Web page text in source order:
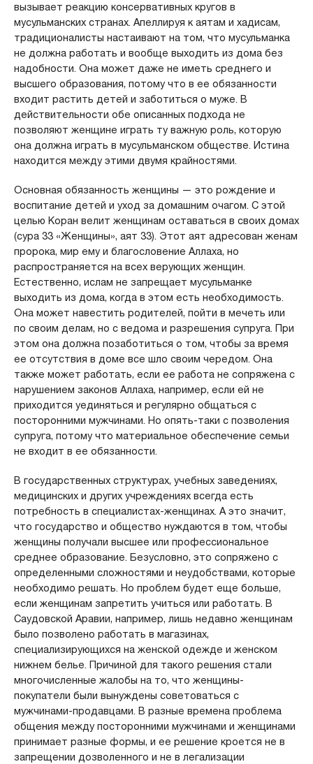
вызывает реакцию консервативных кругов в
мусульманских странах. Апеллируя к аятам и хадисам,
традиционалисты настаивают на том, что мусульманка
не должна работать и вообще выходить из дома без
надобности. Она может даже не иметь среднего и
высшего образования, потому что в ее обязанности
входит растить детей и заботиться о муже. В
действительности обе описанных подхода не
позволяют женщине играть ту важную роль, которую
она должна играть в мусульманском обществе. Истина
находится между этими двумя крайностями.
Основная обязанность женщины — это рождение и
воспитание детей и уход за домашним очагом. С этой
целью Коран велит женщинам оставаться в своих домах
(сура 33 «Женщины», аят 33). Этот аят адресован женам
пророка, мир ему и благословение Аллаха, но
распространяется на всех верующих женщин.
Естественно, ислам не запрещает мусульманке
выходить из дома, когда в этом есть необходимость.
Она может навестить родителей, пойти в мечеть или
по своим делам, но с ведома и разрешения супруга. При
этом она должна позаботиться о том, чтобы за время
ее отсутствия в доме все шло своим чередом. Она
также может работать, если ее работа не сопряжена с
нарушением законов Аллаха, например, если ей не
приходится уединяться и регулярно общаться с
посторонними мужчинами. Но опять-таки с позволения
супруга, потому что материальное обеспечение семьи
не входит в ее обязанности.
В государственных структурах, учебных заведениях,
медицинских и других учреждениях всегда есть
потребность в специалистах-женщинах. А это значит,
что государство и общество нуждаются в том, чтобы
женщины получали высшее или профессиональное
среднее образование. Безусловно, это сопряжено с
определенными сложностями и неудобствами, которые
необходимо решать. Но проблем будет еще больше,
если женщинам запретить учиться или работать. В
Саудовской Аравии, например, лишь недавно женщинам
было позволено работать в магазинах,
специализирующихся на женской одежде и женском
нижнем белье. Причиной для такого решения стали
многочисленные жалобы на то, что женщины-
покупатели были вынуждены советоваться с
мужчинами-продавцами. В разные времена проблема
общения между посторонними мужчинами и женщинами
принимает разные формы, и ее решение кроется не в
запрещении дозволенного и не в легализации